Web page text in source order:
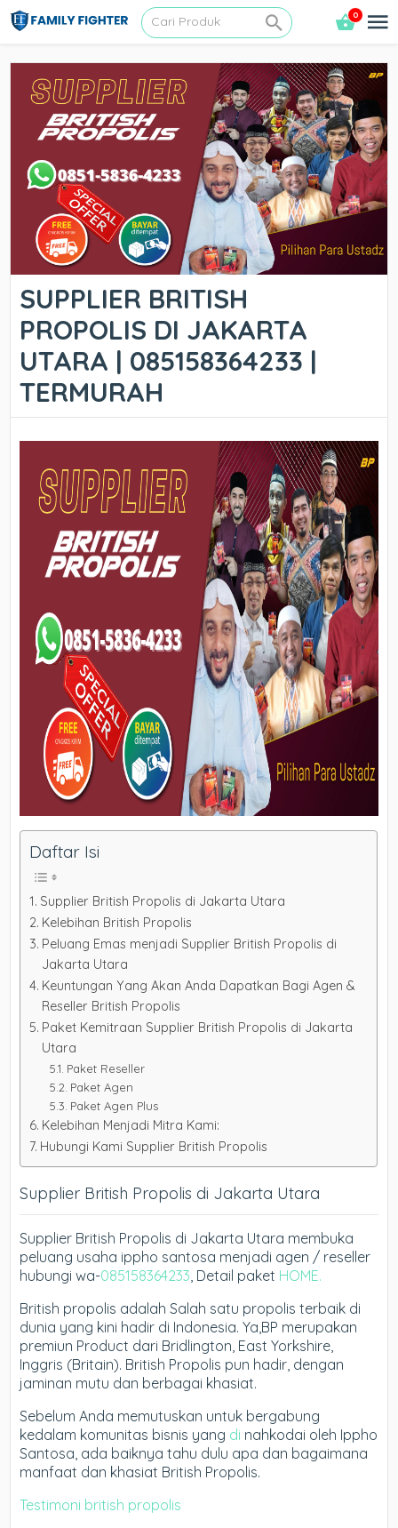
0
SUPPLIER BRITISH
PROPOLIS DI JAKARTA
UTARA | 085158364233 |
TERMURAH
Daftar Isi
Supplier British Propolis di Jakarta Utara
Kelebihan British Propolis
Peluang Emas menjadi Supplier British Propolis di
Jakarta Utara
Keuntungan Yang Akan Anda Dapatkan Bagi Agen &
Reseller British Propolis
Paket Kemitraan Supplier British Propolis di Jakarta
Utara
Paket Reseller
Paket Agen
Paket Agen Plus
Kelebihan Menjadi Mitra Kami:
Hubungi Kami Supplier British Propolis
Supplier British Propolis di Jakarta Utara
Supplier British Propolis di Jakarta Utara membuka
peluang usaha ippho santosa menjadi agen / reseller
hubungi wa-085158364233, Detail paket HOME.
British propolis adalah Salah satu propolis terbaik di
dunia yang kini hadir di Indonesia. Ya,BP merupakan
premiun Product dari Bridlington, East Yorkshire,
Inggris (Britain). British Propolis pun hadir, dengan
jaminan mutu dan berbagai khasiat.
Sebelum Anda memutuskan untuk bergabung
kedalam komunitas bisnis yang di nahkodai oleh Ippho
Santosa, ada baiknya tahu dulu apa dan bagaimana
manfaat dan khasiat British Propolis.
Testimoni british propolis